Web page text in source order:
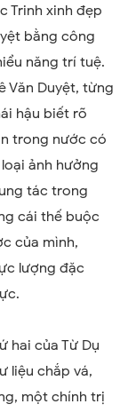
Trinh xinh đẹp
bằng công
năng trí tuệ.
Văn Duyệt, từng
hậu biết rõ
trong nước có
ảnh hưởng
tác trong
cái thế buộc
của mình,
lượng đặc
hai của Từ Dụ
liệu chắp vá,
một chính trị